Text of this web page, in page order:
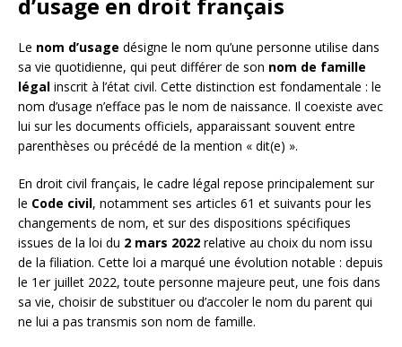
d’usage en droit français
Le nom d’usage désigne le nom qu’une personne utilise dans
sa vie quotidienne, qui peut différer de son nom de famille
légal inscrit à l’état civil. Cette distinction est fondamentale : le
nom d’usage n’efface pas le nom de naissance. Il coexiste avec
lui sur les documents officiels, apparaissant souvent entre
parenthèses ou précédé de la mention « dit(e) ».
En droit civil français, le cadre légal repose principalement sur
le Code civil, notamment ses articles 61 et suivants pour les
changements de nom, et sur des dispositions spécifiques
issues de la loi du 2 mars 2022 relative au choix du nom issu
de la filiation. Cette loi a marqué une évolution notable : depuis
le 1er juillet 2022, toute personne majeure peut, une fois dans
sa vie, choisir de substituer ou d’accoler le nom du parent qui
ne lui a pas transmis son nom de famille.